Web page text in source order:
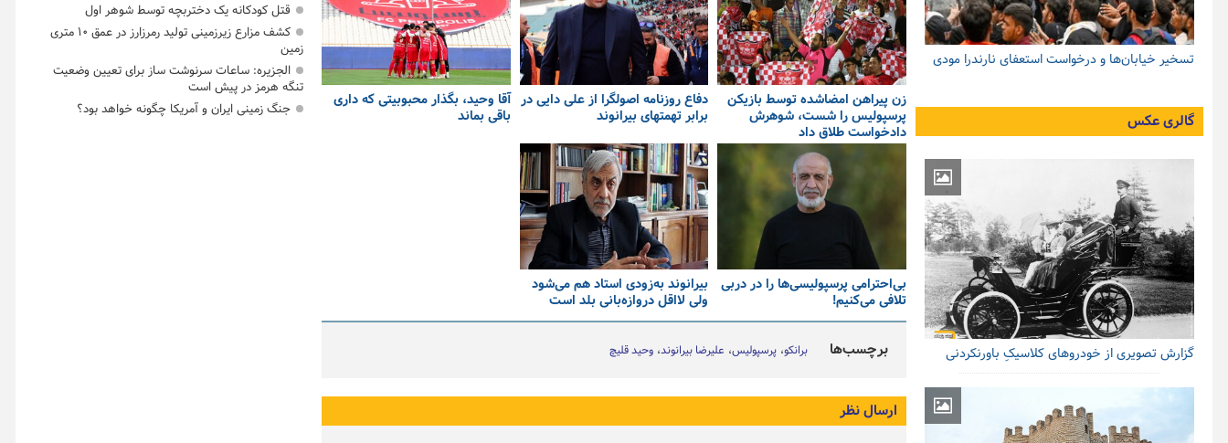
زن پیراهن امضاشده توسط بازیکن
پرسپولیس را شست، شوهرش
دادخواست طلاق داد
دفاع روزنامه اصولگرا از علی دایی در
برابر تهمتهای بیرانوند
آقا وحید، بگذار محبوبیتی که داری
باقی بماند
بی‌احترامی پرسپولیسی‌ها را در دربی
تلافی می‌کنیم!
بیرانوند به‌زودی استاد هم می‌شود
ولی لااقل دروازه‌بانی بلد است
برچسب‌ها برانکو پرسپولیس علیرضا بیرانوند وحید قلیچ
ارسال نظر
تسخیر خیابان‌ها و درخواست استعفای نارندرا مودی
گالری عکس
گزارش تصویری از خودروهای کلاسیکِ باورنکردنی
قتل کودکانه یک دختربچه توسط شوهر اول
کشف مزارع زیرزمینی تولید رمرزارز در عمق ۱۰ متری
زمین
الجزیره: ساعات سرنوشت ساز برای تعیین وضعیت
تنگه هرمز در پیش است
جنگ زمینی ایران و آمریکا چگونه خواهد بود؟